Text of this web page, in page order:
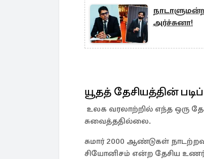
அர்ச்சுனா!
யூதத் தேசியத்தின்
உலக வரலாற்றில் எந்த ஒரு
சுவைத்ததில்லை.
சுமார் 2000 ஆண்டுகள்
சியோனிசம் என்ற தேசிய